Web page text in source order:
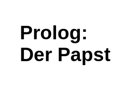
Prolog:
Der